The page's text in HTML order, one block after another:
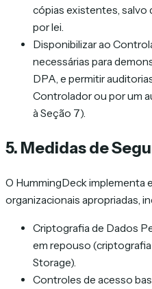
cópias existentes, salvo
por lei.
Disponibilizar ao
necessárias para
DPA, e permitir
Controlador ou por um
à Seção 7).
5. Medidas de
O HummingDeck implementa
organizacionais apropriadas,
Criptografia de Dados
em repouso
Storage).
Controles de acesso